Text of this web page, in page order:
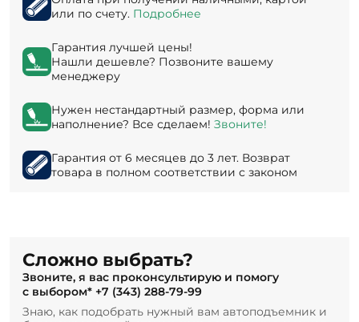
или по счету. Подробнее
Гарантия лучшей цены!
Нашли дешевле? Позвоните вашему
менеджеру
Нужен нестандартный размер, форма или
наполнение? Все сделаем! Звоните!
Гарантия от 6 месяцев до 3 лет. Возврат
товара в полном соответствии с законом
Сложно выбрать?
Звоните, я вас проконсультирую и помогу
с выбором* +7 (343) 288-79-99
Знаю, как подобрать нужный вам автоподъемник и